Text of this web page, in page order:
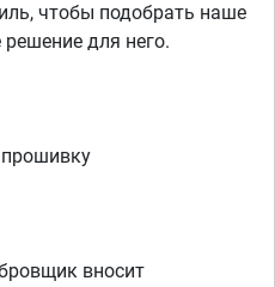
чтобы подобрать наше
для него.
вносит